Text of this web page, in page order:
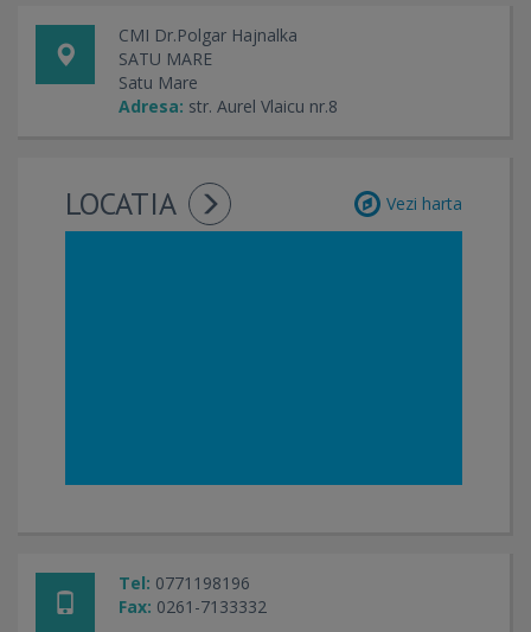
CMI Dr.Polgar Hajnalka
SATU MARE
Satu Mare
Adresa: str. Aurel Vlaicu nr.8
LOCATIA Vezi harta
Tel: 0771198196
Fax: 0261-7133332